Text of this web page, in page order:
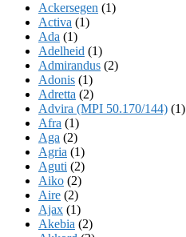
Ackersegen (1)
Activa (1)
Ada (1)
Adelheid (1)
Admirandus (2)
Adonis (1)
Adretta (2)
Advira (MPI 50.170/144) (1)
Afra (1)
Aga (2)
Agria (1)
Aguti (2)
Aiko (2)
Aire (2)
Ajax (1)
Akebia (2)